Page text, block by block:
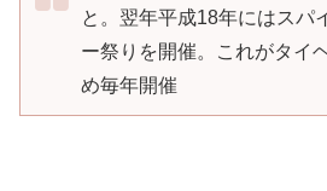
と。翌年平成18年にはスパ
ー祭りを開催。これがタイ
め毎年開催